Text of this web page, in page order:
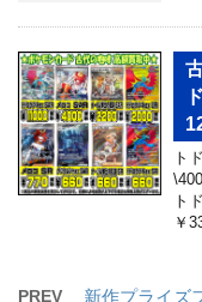
ト
ト
￥
PREV 新作プライズ